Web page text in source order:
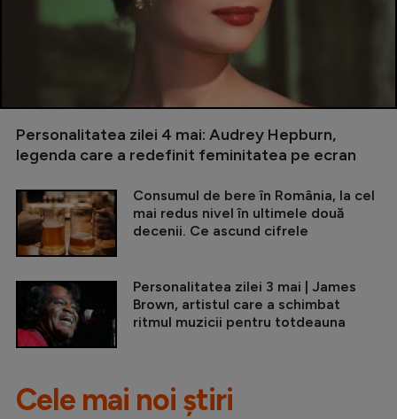
Personalitatea zilei 4 mai: Audrey Hepburn,
legenda care a redefinit feminitatea pe ecran
Consumul de bere în România, la cel
mai redus nivel în ultimele două
decenii. Ce ascund cifrele
Personalitatea zilei 3 mai | James
Brown, artistul care a schimbat
ritmul muzicii pentru totdeauna
Cele mai noi știri